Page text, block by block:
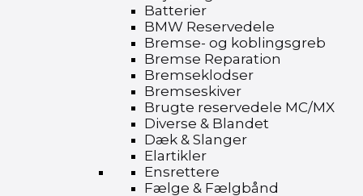
Batterier
BMW Reservedele
Bremse- og koblingsgreb
Bremse Reparation
Bremseklodser
Bremseskiver
Brugte reservedele MC/MX
Diverse & Blandet
Dæk & Slanger
Elartikler
Ensrettere
Fælge & Fælgbånd